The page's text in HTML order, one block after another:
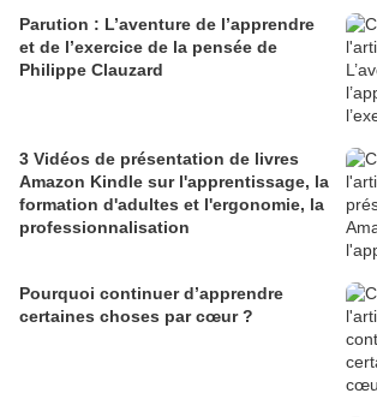
Parution : L’aventure de l’apprendre
et de l’exercice de la pensée de
Philippe Clauzard
3 Vidéos de présentation de livres
Amazon Kindle sur l'apprentissage, la
formation d'adultes et l'ergonomie, la
professionnalisation
Pourquoi continuer d’apprendre
certaines choses par cœur ?